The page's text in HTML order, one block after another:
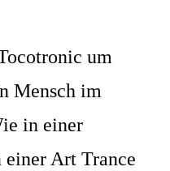
um
Mensch im
in einer
Art Trance